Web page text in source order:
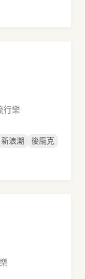
行樂
新浪潮
後龐克